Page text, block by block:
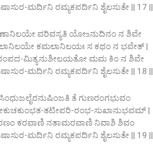
ಮರ್ದಿನಿ ರಮ್ಯಕಪರ್ದಿನಿ ಶೈಲಸುತೇ || 17 ||
ವರಿವಸ್ಯತಿ ಯೋ‌உನುದಿನಂ ನ ಶಿವೇ
ಕಮಲಾನಿಲಯಃ ಸ ಕಥಂ ನ ಭವೇತ್ |
ಮಿತ್ಯನುಶೀಲಯತೋ ಮಮ ಕಿಂ ನ ಶಿವೇ
ಮರ್ದಿನಿ ರಮ್ಯಕಪರ್ದಿನಿ ಶೈಲಸುತೇ || 18 ||
ತೆ ಗುಣರಂಗಭುವಂ
ತಟೀಪರಿ-ರಂಭ-ಸುಖಾನುಭವಮ್ |
ಕರವಾಣಿ ನತಾಮರವಾಣಿ ನಿವಾಶಿ ಶಿವಂ
ಮರ್ದಿನಿ ರಮ್ಯಕಪರ್ದಿನಿ ಶೈಲಸುತೇ || 19 ||